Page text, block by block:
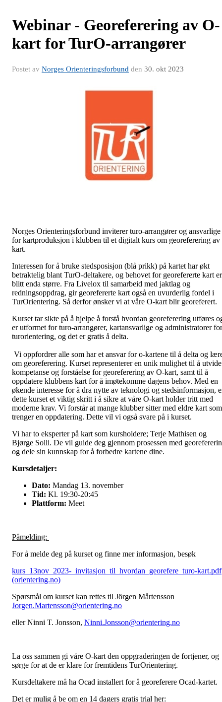
Webinar - Georeferering av O-
kart for TurO-arrangører
Postet av Norges Orienteringsforbund den 30. okt 2023
Norges Orienteringsforbund inviterer turo-arrangører og ansvarlige
for kartproduksjon i klubben til et digitalt kurs om georeferering av
kart.
Interessen for å bruke stedsposisjon (blå prikk) på kartet har økt
betraktelig blant TurO-deltakere, og behovet for georefererte kart er
blitt enda større. Fra Livelox til samarbeid med jaktlag og
redningsoppdrag, gir georefererte kart også en uvurderlig fordel i
TurOrientering. Så derfor ønsker vi at våre O-kart blir georeferert.
Kurset tar sikte på å hjelpe å forstå hvordan georeferering utføres
er utformet for turo-arrangører, kartansvarlige og administratorer for
turorientering, og det er gratis å delta.
Vi oppfordrer alle som har et ansvar for o-kartene til å delta og
om georeferering. Kurset representerer en unik mulighet til å utvide
kompetanse og forståelse for georeferering av O-kart, samt til å
oppdatere klubbens kart for å imøtekomme dagens behov. Med en
økende interesse for å dra nytte av teknologi og stedsinformasjon,
dette kurset et viktig skritt i å sikre at våre O-kart holder tritt med
moderne krav. Vi forstår at mange klubber sitter med eldre kart som
trenger en oppdatering. Dette vil vi også svare på i kurset.
Vi har to eksperter på kart som kursholdere; Terje Mathisen og
Bjørge Solli. De vil guide deg gjennom prosessen med
og dele sin kunnskap for å forbedre kartene dine.
Kursdetaljer:
Dato: Mandag 13. november
Tid: Kl. 19:30-20:45
Plattform: Meet
Påmelding:
For å melde deg på kurset og finne mer informasjon, besøk
kurs_13nov_2023-_invitasjon_til_hvordan_georefere_turo-kart.pdf
(orientering.no)
Spørsmål om kurset kan rettes til Jörgen Mårtensson
Jorgen.Martensson@orientering.no
eller Ninni T. Jonsson, Ninni.Jonsson@orientering.no
La oss sammen gi våre O-kart den oppgraderingen de fortjener, og
sørge for at de er klare for fremtidens TurOrientering.
Kursdeltakere må ha Ocad installert for å georeferere Ocad-kartet.
Det er mulig å be om en 14 dagers gratis trial her: